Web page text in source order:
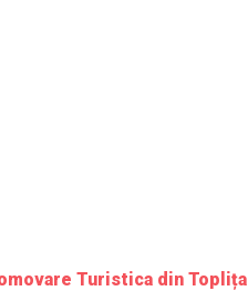
Turistica din Toplița